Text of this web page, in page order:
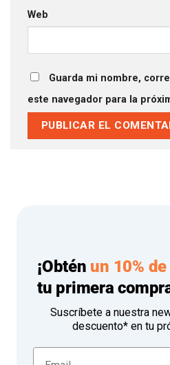
Web
Guarda mi nombre,
este navegador para la
¡Obtén un 10%
tu primera
Suscríbete a nuestra
descuento* en tu